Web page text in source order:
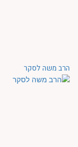
הרב משה לסקר